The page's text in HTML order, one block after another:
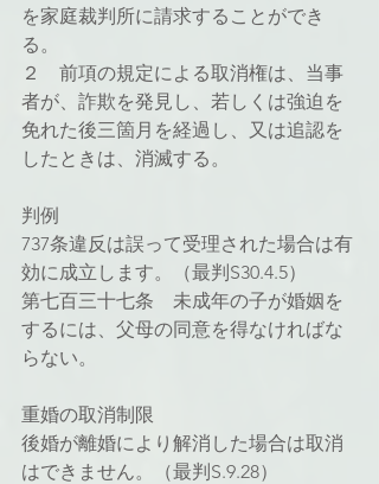
を家庭裁判所に請求することができ
る。
２　前項の規定による取消権は、当事
者が、詐欺を発見し、若しくは強迫を
免れた後三箇月を経過し、又は追認を
したときは、消滅する。
判例
737条違反は誤って受理された場合は有
効に成立します。（最判S30.4.5）
第七百三十七条　未成年の子が婚姻を
するには、父母の同意を得なければな
らない。
重婚の取消制限
後婚が離婚により解消した場合は取消
はできません。（最判S.9.28）